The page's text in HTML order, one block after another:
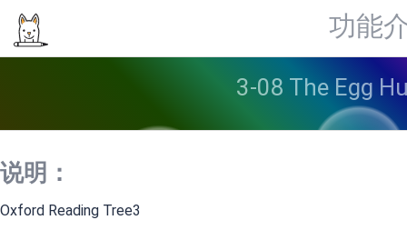
功能
3-08 The Egg
说明：
Oxford Reading Tree3